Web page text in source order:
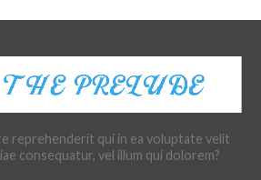
reprehenderit qui in ea voluptate velit
consequatur, vel illum qui dolorem?